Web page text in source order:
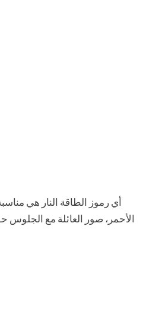
أي رموز الطاقة النار هي
الأحمر، صور العائلة مع الجلوس